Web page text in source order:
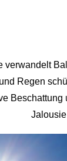
verwandelt
Regen